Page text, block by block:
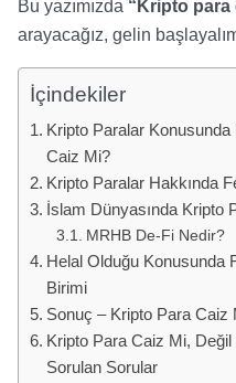
Bu yazımızda “Kripto para
arayacağız, gelin
İçindekiler
Kripto Paralar
Caiz Mi?
Kripto Paralar Hakkında
İslam Dünyasında Kripto
MRHB De-Fi Nedir?
Helal Olduğu Konusunda
Birimi
Sonuç – Kripto Para Caiz
Kripto Para Caiz Mi,
Sorulan Sorular